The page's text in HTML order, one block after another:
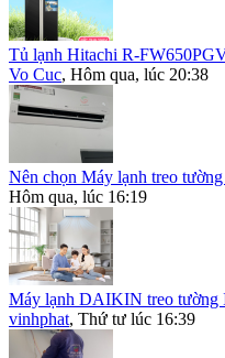
Tủ lạnh Hitachi R-
Vo Cuc, Hôm qua, lúc 20:38
Nên chọn Máy lạnh treo
Hôm qua, lúc 16:19
Máy lạnh DAIKIN treo tường
vinhphat, Thứ tư lúc 16:39